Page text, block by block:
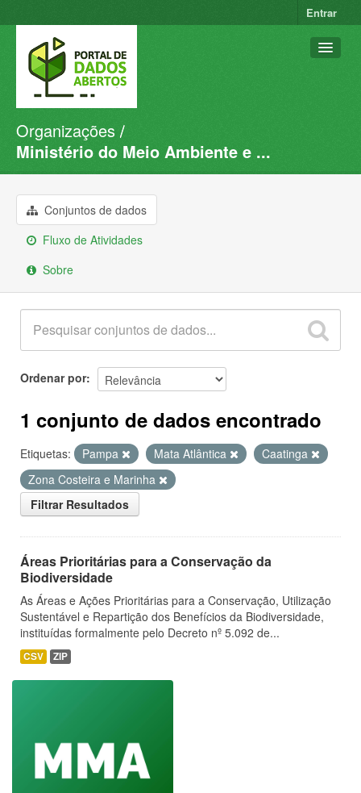
Entrar
Conjuntos de dados
Organizações
Sobre
Organizações
Ministério do Meio Ambiente e ...
Conjuntos de dados
Fluxo de Atividades
Sobre
Ordenar por
1 conjunto de dados encontrado
Etiquetas: Pampa Mata Atlântica
Caatinga
Zona Costeira e Marinha
Filtrar Resultados
Áreas Prioritárias para a Conservação da
Biodiversidade
As Áreas e Ações Prioritárias para a Conservação, Utilização
Sustentável e Repartição dos Benefícios da Biodiversidade,
instituídas formalmente pelo Decreto nº 5.092 de...
CSV ZIP